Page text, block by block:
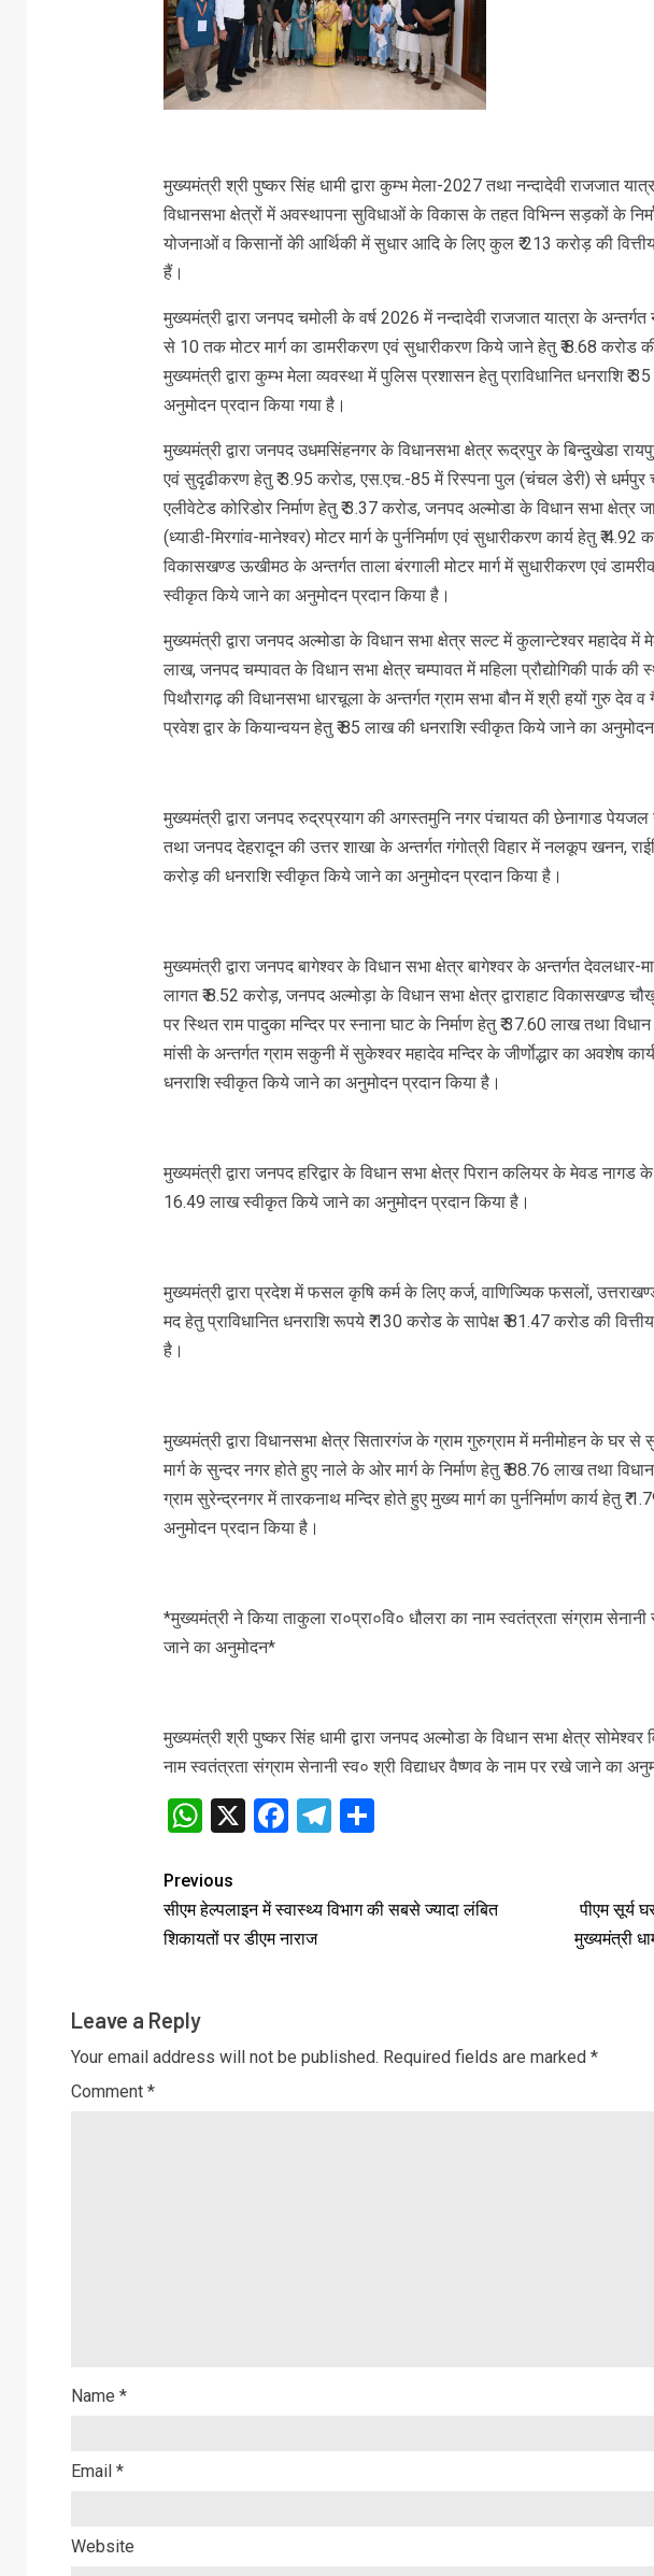
मुख्यमंत्री श्री पुष्कर सिंह धामी द्वारा कुम्भ मेला-2027 तथा नन्दादेवी राजजात
विधानसभा क्षेत्रों में अवस्थापना सुविधाओं के विकास के तहत विभिन्न सड़कों के
योजनाओं व किसानों केी आर्थिकी में सुधार आदि के लिए कुल ₹ 213 करोड़ की
हैं।
मुख्यमंत्री द्वारा जनपद चमोली के वर्ष 2026 में नन्दादेवी राजजात यात्रा के
से 10 तक मोटर मार्ग का डामरीकरण एवं सुधारीकरण किये जाने हेतु ₹ 8.68 करोड
मुख्यमंत्री द्वारा कुम्भ मेला व्यवस्था में पुलिस प्रशासन हेतु प्राविधानित धनराशि ₹
अनुमोदन प्रदान किया गया है।
मुख्यमंत्री द्वारा जनपद उधमसिंहनगर के विधानसभा क्षेत्र रूद्रपुर के बिन्दुखेडा रायपुर
एवं सुदृढीकरण हेतु ₹ 3.95 करोड, एस.एच.-85 में रिस्पना पुल (चंचल डेरी) से
एलीवेटेड कोरिडोर निर्माण हेतु ₹ 3.37 करोड, जनपद अल्मोडा के विधान सभा क्षेत्र
(ध्याडी-मिरगांव-मानेश्वर) मोटर मार्ग के पुर्ननिर्माण एवं सुधारीकरण कार्य हेतु ₹
विकासखण्ड ऊखीमठ के अन्तर्गत ताला बंरगाली मोटर मार्ग में सुधारीकरण एवं
स्वीकृत किये जाने का अनुमोदन प्रदान किया है।
मुख्यमंत्री द्वारा जनपद अल्मोडा के विधान सभा क्षेत्र सल्ट में कुलान्टेश्वर महादेव
लाख, जनपद चम्पावत के विधान सभा क्षेत्र चम्पावत में महिला प्रौद्योगिकी पार्क
पिथौरागढ़ की विधानसभा धारचूला के अन्तर्गत ग्राम सभा बौन में श्री हयों गुरु देव व
प्रवेश द्वार के कियान्वयन हेतु ₹ 85 लाख की धनराशि स्वीकृत किये जाने का
मुख्यमंत्री द्वारा जनपद रुद्रप्रयाग की अगस्तमुनि नगर पंचायत की छेनागाड
तथा जनपद देहरादून की उत्तर शाखा के अन्तर्गत गंगोत्री विहार में नलकूप खनन,
करोड़ की धनराशि स्वीकृत किये जाने का अनुमोदन प्रदान किया है।
मुख्यमंत्री द्वारा जनपद बागेश्वर के विधान सभा क्षेत्र बागेश्वर के अन्तर्गत देवलधार-
लागत ₹ 8.52 करोड़, जनपद अल्मोड़ा के विधान सभा क्षेत्र द्वाराहाट विकासखण्ड
पर स्थित राम पादुका मन्दिर पर स्नाना घाट के निर्माण हेतु ₹ 37.60 लाख तथा विधान
मांसी के अन्तर्गत ग्राम सकुनी में सुकेश्वर महादेव मन्दिर के जीर्णाेद्धार का अवशेष
धनराशि स्वीकृत किये जाने का अनुमोदन प्रदान किया है।
मुख्यमंत्री द्वारा जनपद हरिद्वार के विधान सभा क्षेत्र पिरान कलियर के मेवड नागड
16.49 लाख स्वीकृत किये जाने का अनुमोदन प्रदान किया है।
मुख्यमंत्री द्वारा प्रदेश में फसल कृषि कर्म के लिए कर्ज, वाणिज्यिक फसलों,
मद हेतु प्राविधानित धनराशि रूपये ₹ 130 करोड के सापेक्ष ₹ 81.47 करोड की
है।
मुख्यमंत्री द्वारा विधानसभा क्षेत्र सितारगंज के ग्राम गुरुग्राम में मनीमोहन के
मार्ग के सुन्दर नगर होते हुए नाले के ओर मार्ग के निर्माण हेतु ₹ 88.76 लाख तथा
ग्राम सुरेन्द्रनगर में तारकनाथ मन्दिर होते हुए मुख्य मार्ग का पुर्ननिर्माण कार्य हेतु
अनुमोदन प्रदान किया है।
*मुख्यमंत्री ने किया ताकुला रा०प्रा०वि० धौलरा का नाम स्वतंत्रता संग्राम
जाने का अनुमोदन*
मुख्यमंत्री श्री पुष्कर सिंह धामी द्वारा जनपद अल्मोडा के विधान सभा क्षेत्र
नाम स्वतंत्रता संग्राम सेनानी स्व० श्री विद्याधर वैष्णव के नाम पर रखे जाने का
WhatsApp
X Facebook
Telegram
Previous
सीएम हेल्पलाइन में स्वास्थ्य विभाग की सबसे ज्यादा लंबित
शिकायतों पर डीएम नाराज
पीएम सूर्य
मुख्यमंत्री
Leave a Reply
Your email address will not be published. Required fields are marked *
Comment *
Name *
Email *
Website